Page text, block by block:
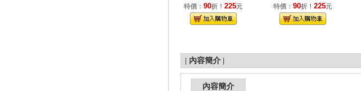
特價： 90折！ 225元
特價： 90折！ 225元
| 內容簡介 |
內容簡介